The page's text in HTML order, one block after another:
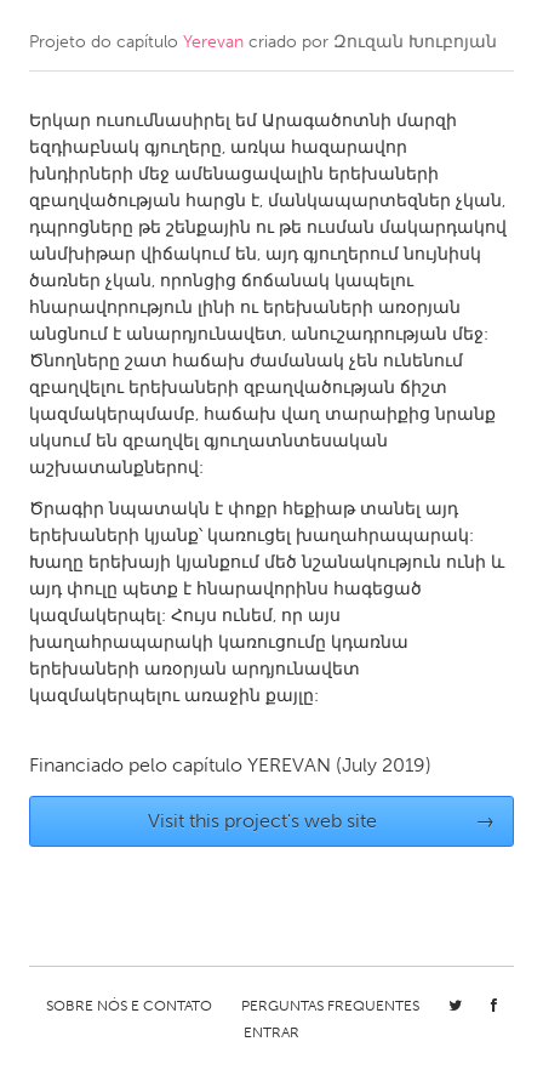
CANADA
Kitchener-Waterloo
New Glasgow
Newmarket
Ottawa
South Shore
Toronto
MALAYSIA
Kuala Lumpur
NETHERLANDS
Leiden
Rotterdam
Utrecht
QATAR
Qatar
SINGAPORE
Singapore
UNITED KINGDOM
Glasgow
Cleveland, OH
Projeto do capítulo Yerevan criado por Զուզան Խուբոյան
Երկար ուսումնասիրել եմ Արագածոտնի մարզի
եզդիաբնակ գյուղերը, առկա հազարավոր
խնդիրների մեջ ամենացավալին երեխաների
զբաղվածության հարցն է, մանկապարտեզներ չկան,
դպրոցները թե շենքային ու թե ուսման մակարդակով
անմխիթար վիճակում են, այդ գյուղերում նույնիսկ
ծառներ չկան, որոնցից ճոճանակ կապելու
հնարավորություն լինի ու երեխաների առօրյան
անցնում է անարդյունավետ, անուշադրության մեջ:
Ծնողները շատ հաճախ ժամանակ չեն ունենում
զբաղվելու երեխաների զբաղվածության ճիշտ
կազմակերպմամբ, հաճախ վաղ տարաիքից նրանք
սկսում են զբաղվել գյուղատնտեսական
աշխատանքներով:
Ծրագիր նպատակն է փոքր հեքիաթ տանել այդ
երեխաների կյանք՝ կառուցել խաղահրապարակ:
Խաղը երեխայի կյանքում մեծ նշանակություն ունի և
այդ փուլը պետք է հնարավորինս հագեցած
կազմակերպել: Հույս ունեմ, որ այս
խաղահրապարակի կառուցումը կդառնա
երեխաների առօրյան արդյունավետ
կազմակերպելու առաջին քայլը:
Financiado pelo capítulo YEREVAN (July 2019)
Visit this project's web site →
SOBRE NÓS E CONTATO
PERGUNTAS FREQUENTES
ENTRAR